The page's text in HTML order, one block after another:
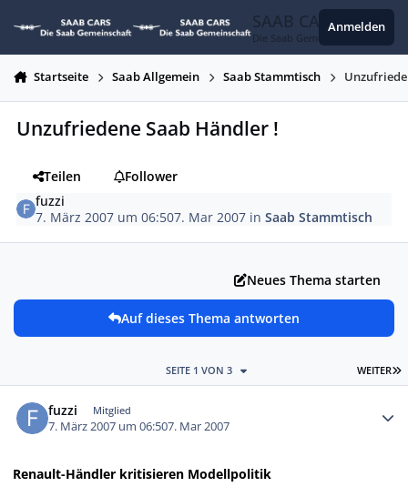
SAAB CARS
Die Saab Gemeinschaft
Anmelden
Startseite Saab Allgemein Saab Stammtisch
Unzufriedene Saab Händler !
Teilen
Follower
fuzzi
7. März 2007 um 06:507. Mar 2007 inSaab Stammtisch
Neues Thema starten
Auf dieses Thema antworten
WEITER
SEITE 1 VON 3
fuzzi Mitglied
7. März 2007 um 06:507. Mar 2007
Renault-Händler kritisieren Modellpolitik